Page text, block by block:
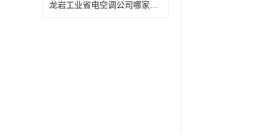
龙岩工业省电空调公司哪家好 适应性强 维护简单